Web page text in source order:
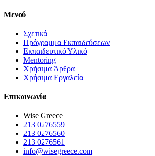
Μενού
Σχετικά
Πρόγραμμα Εκπαιδεύσεων
Εκπαιδευτικό Υλικό
Mentoring
Χρήσιμα Άρθρα
Χρήσιμα Εργαλεία
Επικοινωνία
Wise Greece
213 0276559
213 0276560
213 0276561
info@wisegreece.com